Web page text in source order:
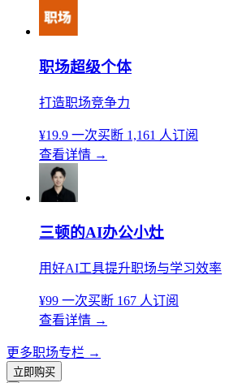
职场超级个体
打造职场竞争力
¥19.9 一次买断 1,161 人订阅
查看详情 →
三顿的AI办公小灶
用好AI工具提升职场与学习效率
¥99 一次买断 167 人订阅
查看详情 →
更多职场专栏 →
立即购买